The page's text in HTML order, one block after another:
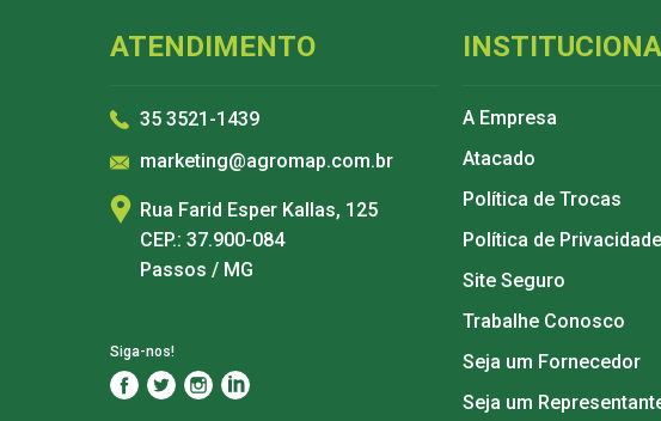
ATENDIMENTO
35 3521-1439
marketing@agromap.com.br
Rua Farid Esper Kallas, 125
CEP.: 37.900-084
Passos / MG
Siga-nos!
A Empresa
Atacado
Política de Trocas
Política de Privacidade
Site Seguro
Trabalhe Conosco
Seja um Fornecedor
Seja um